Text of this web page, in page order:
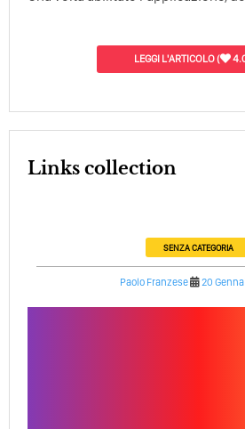
LEGGI L'ARTICOLO(
Links collection
SENZA CATEGORIA
Paolo Franzese 20